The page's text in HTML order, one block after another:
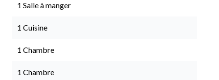
1 Salle à manger
1 Cuisine
1 Chambre
1 Chambre